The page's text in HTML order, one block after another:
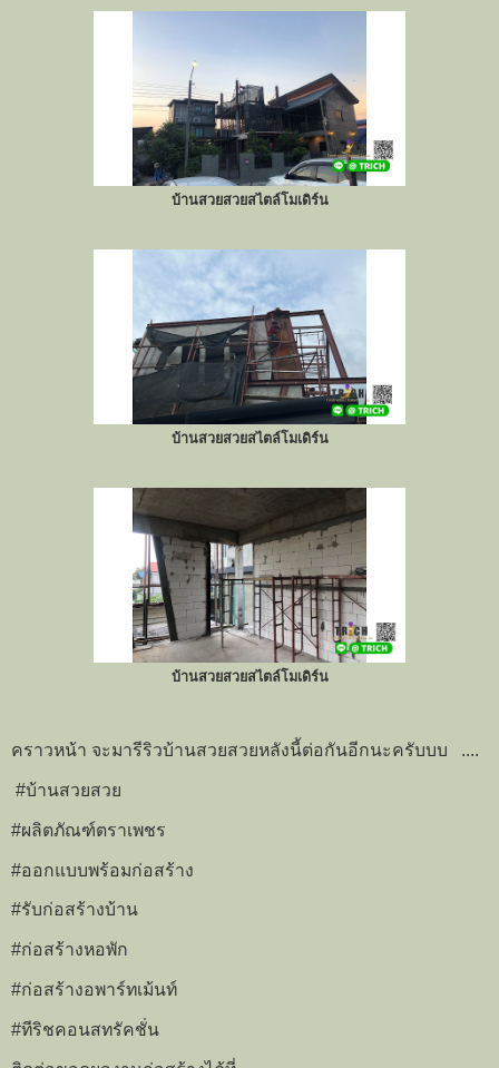
บ้านสวยสวยสไตล์โมเดิร์น
บ้านสวยสวยสไตล์โมเดิร์น
บ้านสวยสวยสไตล์โมเดิร์น
คราวหน้า จะมารีริวบ้านสวยสวยหลังนี้ต่อกันอีกนะครับบบ ....
#บ้านสวยสวย
#ผลิตภัณฑ์ตราเพชร
#ออกแบบพร้อมก่อสร้าง
#รับก่อสร้างบ้าน
#ก่อสร้างหอพัก
#ก่อสร้างอพาร์ทเม้นท์
#ทีริชคอนสทรัคชั่น